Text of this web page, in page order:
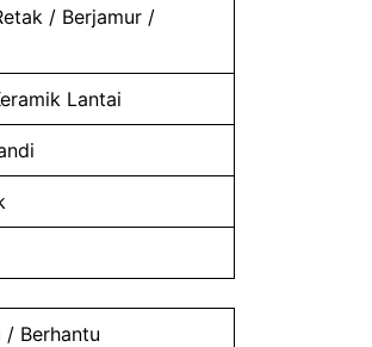
/ Berjamur /
Lantai
/ Berhantu